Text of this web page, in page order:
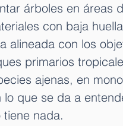
árboles en áreas
con baja
alineada con los
primarios
ajenas, en
lo que se da a
tiene nada.